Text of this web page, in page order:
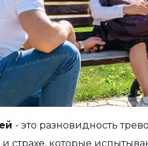
- это разновидность
и страхе, которые